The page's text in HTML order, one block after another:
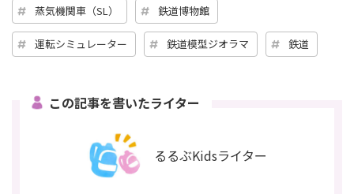
蒸気機関車（SL） 鉄道博物館
運転シミュレーター 鉄道模型ジオラマ 鉄道
この記事を書いたライター
るるぶKidsライター